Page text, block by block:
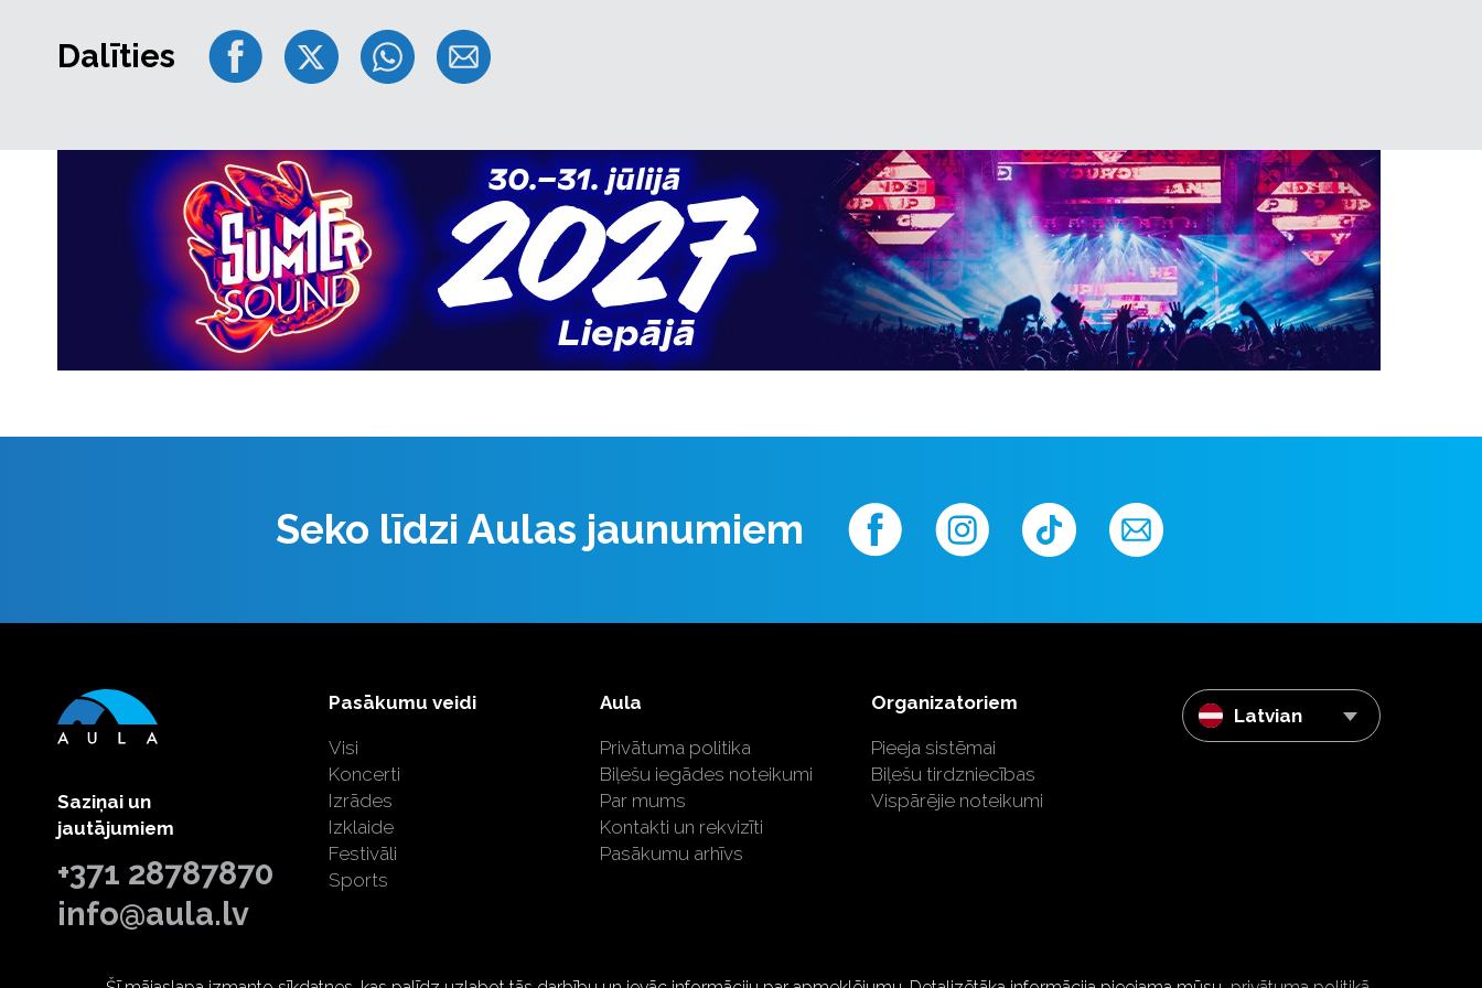
Pasākums pieejams apmeklētājiem ratiņkrēslos. Pavadonis
apmeklē pasākumu bez maksas.
Dalīties
Seko līdzi Aulas jaunumiem
Saziņai un
jautājumiem
+371 28787870
info@aula.lv
Pasākumu veidi
Visi
Koncerti
Izrādes
Izklaide
Festivāli
Sports
Aula
Privātuma politika
Biļešu iegādes noteikumi
Par mums
Kontakti un rekvizīti
Pasākumu arhīvs
Organizatoriem
Pieeja sistēmai
Biļešu tirdzniecības
Vispārējie noteikumi
Latvian